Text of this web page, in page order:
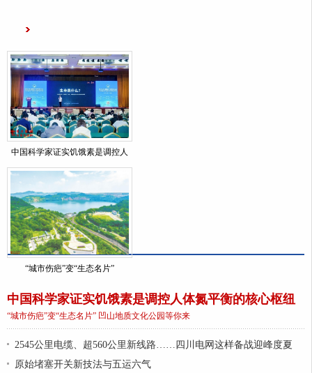
中国科学家证实饥饿素是调控人
“城市伤疤”变“生态名片”
中国科学家证实饥饿素是调控人体氮平衡的核心枢纽
“城市伤疤”变“生态名片” 凹山地质文化公园等你来
2545公里电缆、超560公里新线路……四川电网这样备战迎峰度夏
原始堵塞开关新技法与五运六气